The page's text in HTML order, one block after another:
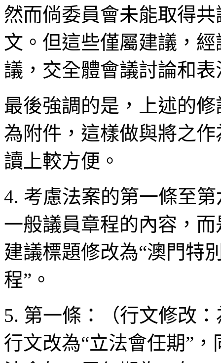
然而倘委員會未能取得
文。但這些僅屬建議，
議，交全體會議討論和表
最後強調的是，上述的
為附件，這樣做與將之
讀上較方便。
4. 考慮法案的第一條至
一般議員章程的內容，
建議標題修改為“澳門特
程”。
5. 第一條：（行文修改
行文改為“立法會任期”